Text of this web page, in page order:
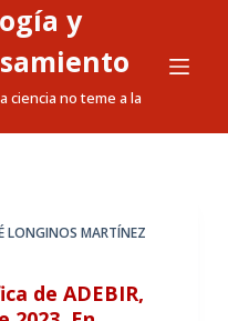
y
ciencia no teme a la
LONGINOS MARTÍNEZ
de ADEBIR,